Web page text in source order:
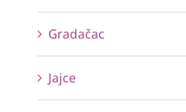
Gradačac
Jajce